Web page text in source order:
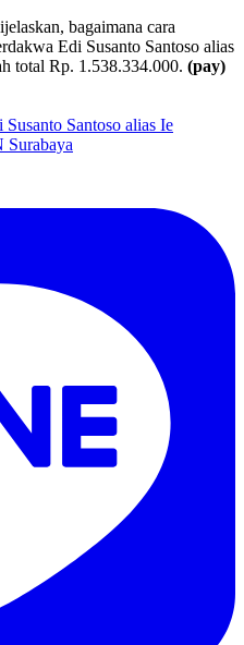
bagaimana cara
Edi Susanto Santoso alias
total Rp. 1.538.334.000. (pay)
Susanto Santoso alias Ie
Surabaya